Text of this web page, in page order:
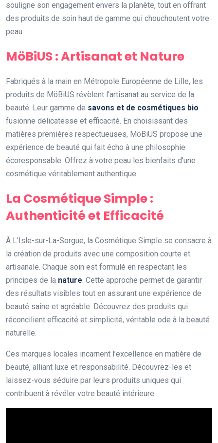
souligne son engagement envers la planète, tout en offrant
des produits de soin haut de gamme qui chouchoutent votre
peau.
MöBiUS : Artisanat et Nature
Fabriqués à la main en Métropole Européenne de Lille, les
produits de MöBiUS révèlent l’artisanat au service de la
beauté. Leur gamme de savons et de cosmétiques bio
fusionne délicatesse et efficacité. En choisissant des
matières premières respectueuses, MöBiUS propose une
expérience de beauté qui fait écho à une philosophie
écoresponsable. Offrez à votre peau les bienfaits d’une
cosmétique véritablement authentique.
La Cosmétique Simple :
Authenticité et Efficacité
À L’Isle-sur-La-Sorgue, la Cosmétique Simple se consacre à
la création de produits avec une composition courte et
artisanale. Chaque soin est formulé en respectant les
principes de la nature. Cette approche permet de garantir
des résultats visibles tout en assurant une expérience de
beauté saine et agréable. Découvrez des produits qui
réconcilient efficacité et simplicité, véritable ode à la beauté
naturelle.
Ces marques locales incarnent l’excellence en matière de
beauté, alliant luxe et responsabilité. Découvrez-les et
laissez-vous séduire par leurs produits uniques qui
contribuent à révéler votre beauté intérieure.